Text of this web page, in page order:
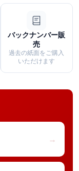
バックナンバー販
売
過去の紙面をご購入
いただけます
→